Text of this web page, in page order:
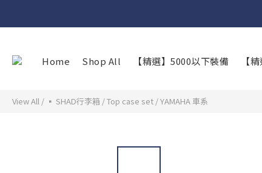
Home Shop All 【精選】5000以下裝備 【
View All / ▪︎ SHAD行李箱 /Top case set /YAMAHA 車系